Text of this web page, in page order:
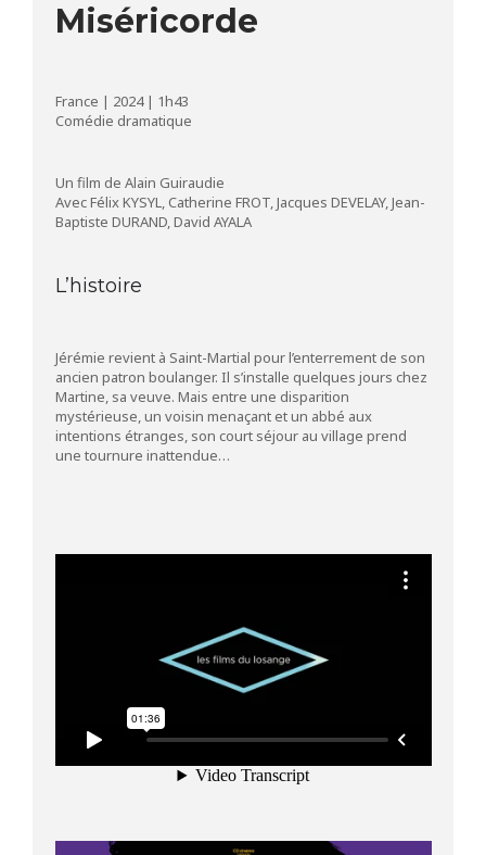
Miséricorde
France | 2024 | 1h43
Comédie dramatique
Un film de Alain Guiraudie
Avec Félix KYSYL, Catherine FROT, Jacques DEVELAY, Jean-
Baptiste DURAND, David AYALA
L’histoire
Jérémie revient à Saint-Martial pour l’enterrement de son
ancien patron boulanger. Il s’installe quelques jours chez
Martine, sa veuve. Mais entre une disparition
mystérieuse, un voisin menaçant et un abbé aux
intentions étranges, son court séjour au village prend
une tournure inattendue…